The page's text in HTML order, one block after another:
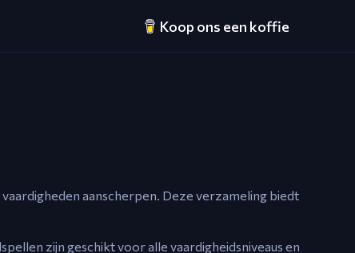
Koop ons een koffie
aanscherpen. Deze verzameling biedt
zijn geschikt voor alle vaardigheidsniveaus en